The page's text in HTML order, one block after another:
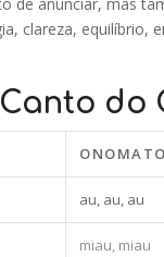
clareza, equilíbrio,
do
au, au, au
miau, miau